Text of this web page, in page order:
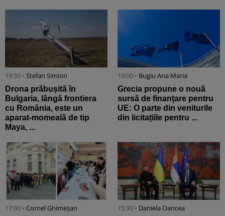
19:50 • Stefan Simion
Drona prăbușită în
Bulgaria, lângă frontiera
cu România, este un
aparat-momeală de tip
Maya, ...
19:00 • Bugiu ⁠Ana Maria
Grecia propune o nouă
sursă de finanțare pentru
UE: O parte din veniturile
din licitațiile pentru ...
17:00 • Cornel Ghimeșan 15:30 • Daniela Oancea